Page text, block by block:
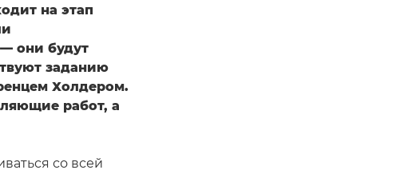
на этап
они будут
заданию
Холдером.
работ, а
со всей